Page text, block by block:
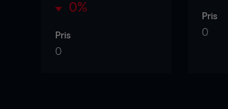
0%
Pris
0
Pris
0